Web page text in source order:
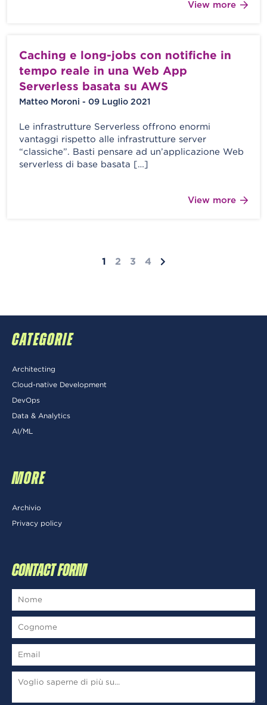
View more
Caching e long-jobs con notifiche in
tempo reale in una Web App
Serverless basata su AWS
Matteo Moroni - 09 Luglio 2021
Le infrastrutture Serverless offrono enormi
vantaggi rispetto alle infrastrutture server
“classiche”. Basti pensare ad un’applicazione Web
serverless di base basata […]
View more
1 2 3 4
CATEGORIE
Architecting
Cloud-native Development
DevOps
Data & Analytics
AI/ML
MORE
Archivio
Privacy policy
CONTACT FORM